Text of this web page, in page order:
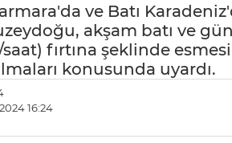
ve Batı
akşam batı ve
fırtına şeklinde
konusunda uyardı.
16:24